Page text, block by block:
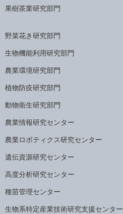
果樹茶業研究部門
野菜花き研究部門
生物機能利用研究部門
農業環境研究部門
植物防疫研究部門
動物衛生研究部門
農業情報研究センター
農業ロボティクス研究センター
遺伝資源研究センター
高度分析研究センター
種苗管理センター
生物系特定産業技術研究支援センター